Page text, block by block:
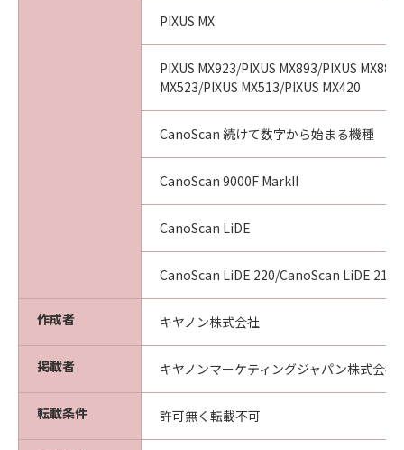
PIXUS MX
PIXUS MX923/PIXUS MX893/PIXUS
MX523/PIXUS MX513/PIXUS MX420
CanoScan 続けて数字から始まる機種
CanoScan 9000F MarkII
CanoScan LiDE
CanoScan LiDE 220/CanoScan LiDE 210
作成者 キヤノン株式会社
掲載者 キヤノンマーケティングジャパン株式会社
転載条件 許可無く転載不可